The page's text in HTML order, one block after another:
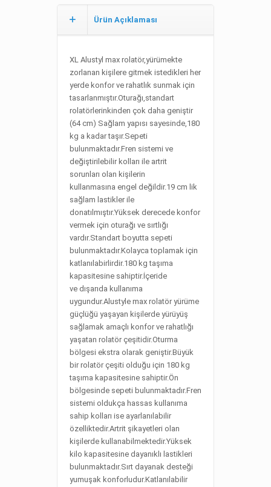
Ürün Açıklaması
XL Alustyl max rolatör,yürümekte
zorlanan kişilere gitmek istedikleri her
yerde konfor ve rahatlık sunmak için
tasarlanmıştır.Oturağı,standart
rolatörlerinkinden çok daha geniştir
(64 cm) Sağlam yapısı sayesinde,180
kg a kadar taşır.Sepeti
bulunmaktadır.Fren sistemi ve
değiştirilebilir kolları ile artrit
sorunları olan kişilerin
kullanmasına engel değildir.19 cm lik
sağlam lastikler ile
donatılmıştır.Yüksek derecede konfor
vermek için oturağı ve sırtlığı
vardır.Standart boyutta sepeti
bulunmaktadır.Kolayca toplamak için
katlanılabirlirdir.180 kg taşıma
kapasitesine sahiptir.İçeride
ve dışarıda kullanıma
uygundur.Alustyle max rolatör yürüme
güçlüğü yaşayan kişilerde yürüyüş
sağlamak amaçlı konfor ve rahatlığı
yaşatan rolatör çeşitidir.Oturma
bölgesi ekstra olarak geniştir.Büyük
bir rolatör çeşiti olduğu için 180 kg
taşıma kapasitesine sahiptir.Ön
bölgesinde sepeti bulunmaktadır.Fren
sistemi oldukça hassas kullanıma
sahip kolları ise ayarlanılabilir
özelliktedir.Artrit şikayetleri olan
kişilerde kullanabilmektedir.Yüksek
kilo kapasitesine dayanıklı lastikleri
bulunmaktadır.Sırt dayanak desteği
yumuşak konforludur.Katlanılabilir